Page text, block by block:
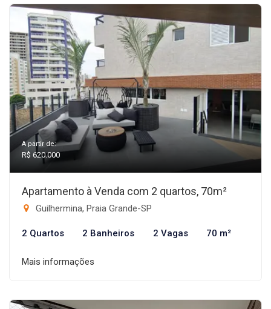
A partir de:
R$ 620.000
Apartamento à Venda com 2 quartos, 70m²
Guilhermina, Praia Grande-SP
2 Quartos 2 Banheiros 2 Vagas 70 m²
Mais informações